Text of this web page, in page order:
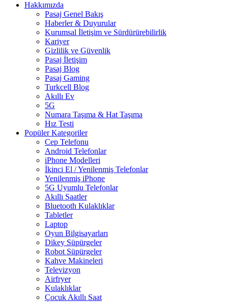
Hakkımızda
Pasaj Genel Bakış
Haberler & Duyurular
Kurumsal İletişim ve Sürdürürebilirlik
Kariyer
Gizlilik ve Güvenlik
Pasaj İletişim
Pasaj Blog
Pasaj Gaming
Turkcell Blog
Akıllı Ev
5G
Numara Taşıma & Hat Taşıma
Hız Testi
Popüler Kategoriler
Cep Telefonu
Android Telefonlar
iPhone Modelleri
İkinci El / Yenilenmiş Telefonlar
Yenilenmiş iPhone
5G Uyumlu Telefonlar
Akıllı Saatler
Bluetooth Kulaklıklar
Tabletler
Laptop
Oyun Bilgisayarları
Dikey Süpürgeler
Robot Süpürgeler
Kahve Makineleri
Televizyon
Airfryer
Kulaklıklar
Çocuk Akıllı Saat